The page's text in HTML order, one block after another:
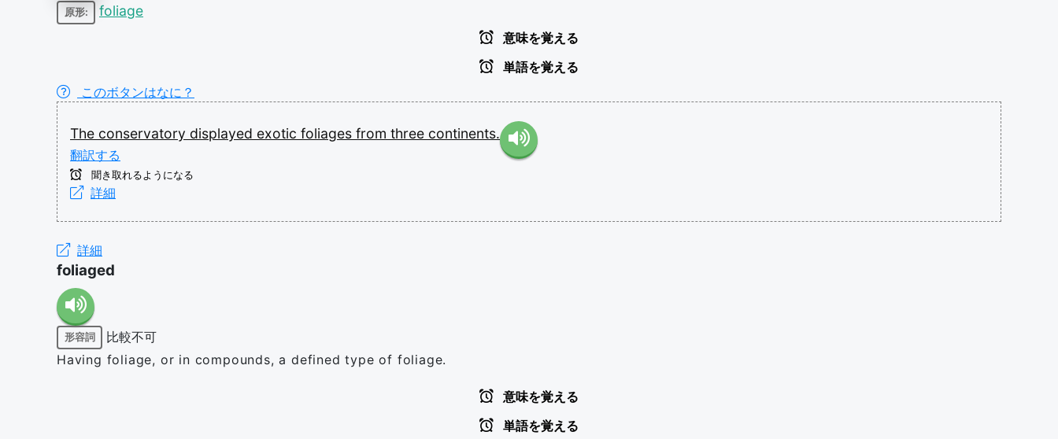
原形: foliage
意味を覚える
単語を覚える
このボタンはなに？
The conservatory displayed exotic foliages from three continents.
翻訳する
聞き取れるようになる
詳細
詳細
foliaged
形容詞
比較不可
Having foliage, or in compounds, a defined type of foliage.
意味を覚える
単語を覚える